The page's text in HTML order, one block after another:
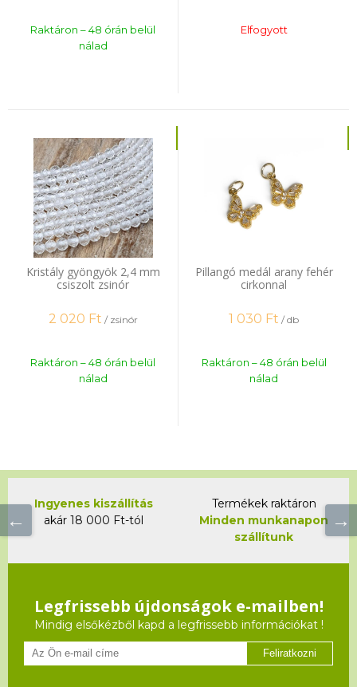
Raktáron – 48 órán belül
nálad
Elfogyott
Kristály gyöngyök 2,4 mm
csiszolt zsinór
2 020 Ft / zsinór
Raktáron – 48 órán belül
nálad
Pillangó medál arany fehér
cirkonnal
1 030 Ft / db
Raktáron – 48 órán belül
nálad
Ingyenes kiszállítás
akár 18 000 Ft-tól
Termékek raktáron
Minden munkanapon
szállítunk
Legfrissebb újdonságok e-mailben!
Mindig elsőkézből kapd a legfrissebb információkat !
Feliratkozni